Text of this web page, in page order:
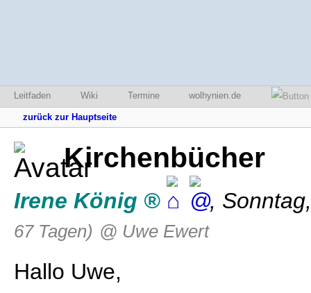
Leitfaden Wiki Termine wolhynien.de
zurück zur Hauptseite
Kirchenbücher
Irene König ,
67 Tagen) @ Uwe Ewert
Hallo Uwe,